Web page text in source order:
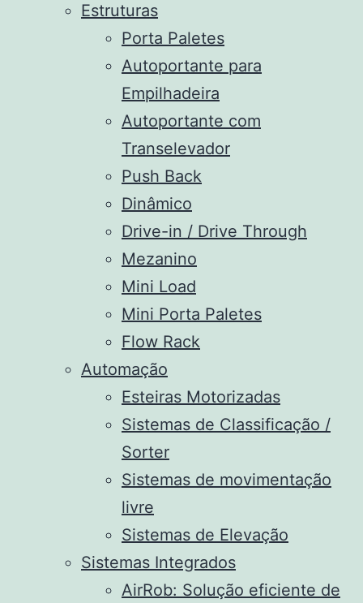
Estruturas
Porta Paletes
Autoportante para
Empilhadeira
Autoportante com
Transelevador
Push Back
Dinâmico
Drive-in / Drive Through
Mezanino
Mini Load
Mini Porta Paletes
Flow Rack
Automação
Esteiras Motorizadas
Sistemas de Classificação /
Sorter
Sistemas de movimentação
livre
Sistemas de Elevação
Sistemas Integrados
AirRob: Solução eficiente de